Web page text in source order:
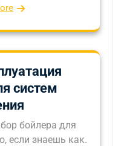
систем
бойлера для
если знаешь как.